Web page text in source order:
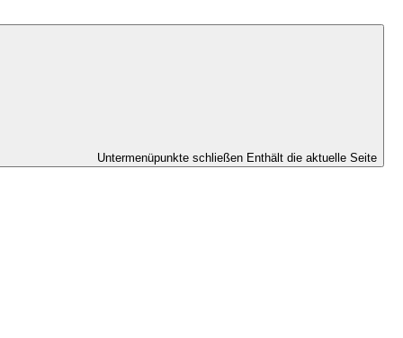
Untermenüpunkte schließen Enthält die aktuelle Seite